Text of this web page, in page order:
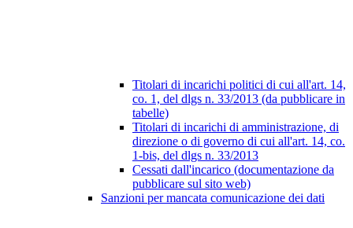
Titolari di incarichi politici di cui all'art. 14,
co. 1, del dlgs n. 33/2013 (da pubblicare in
tabelle)
Titolari di incarichi di amministrazione, di
direzione o di governo di cui all'art. 14, co.
1-bis, del dlgs n. 33/2013
Cessati dall'incarico (documentazione da
pubblicare sul sito web)
Sanzioni per mancata comunicazione dei dati